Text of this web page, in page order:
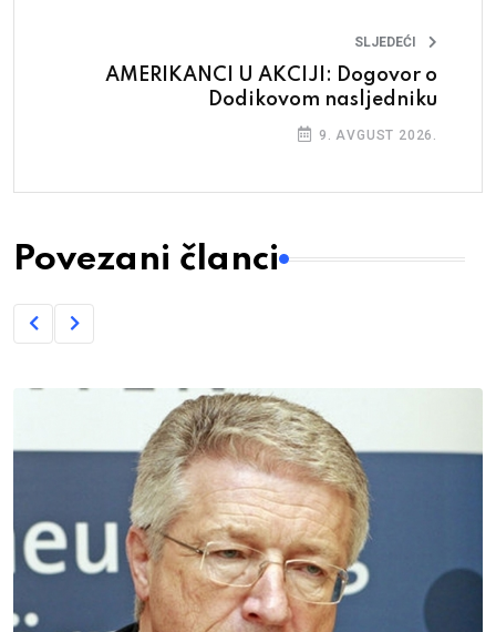
SLJEDEĆI
AMERIKANCI U AKCIJI: Dogovor o
Dodikovom nasljedniku
9. AVGUST 2026.
Povezani članci